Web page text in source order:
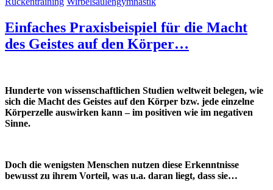
Einfaches Praxisbeispiel für die Macht
des Geistes auf den Körper…
Hunderte von wissenschaftlichen Studien weltweit belegen, wie
sich die Macht des Geistes auf den Körper bzw. jede einzelne
Körperzelle auswirken kann – im positiven wie im negativen
Sinne.
Doch die wenigsten Menschen nutzen diese Erkenntnisse
bewusst zu ihrem Vorteil, was u.a. daran liegt, dass sie…